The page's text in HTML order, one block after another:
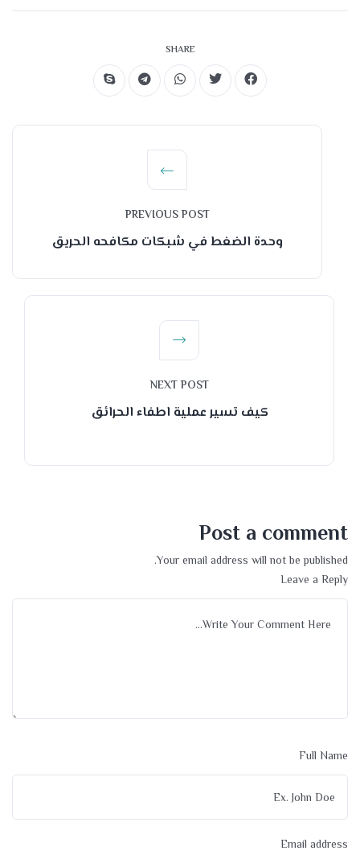
SHARE
PREVIOUS POST
وحدة الضغط في شبكات مكافحه الحريق
NEXT POST
كيف تسير عملية اطفاء الحرائق
Post a comment
Your email address will not be published.
Leave a Reply
Full Name
Email address